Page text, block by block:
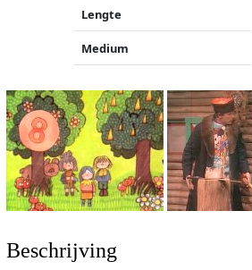
Lengte
Medium
Beschrijving